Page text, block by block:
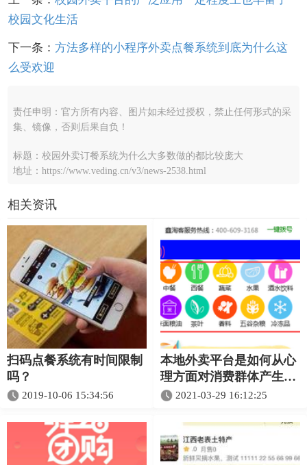
校园文化生活
下一条： 方法多样的小程序外卖点餐系统到底为什么这
么受欢迎
责任申明：官方所有内容、图片如未经过授权，禁止任何形式的采
集、镜像，否则后果自负！
标题：校园外卖订餐系统为什么大多数做的都比较庞大
地址：https://www.veding.cn/v3/news-2538.html
相关资讯
扫码点餐系统有时间限制
吗？
2019-10-06 15:34:56
本地外卖平台是如何从心
理方面对消费群体产生影
响？2021-03-29 16:12:25